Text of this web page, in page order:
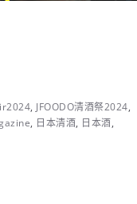
, JFOODO清酒祭2024,
, 日本清酒, 日本酒,